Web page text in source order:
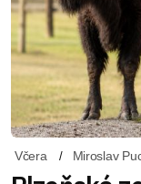
Včera Miroslav